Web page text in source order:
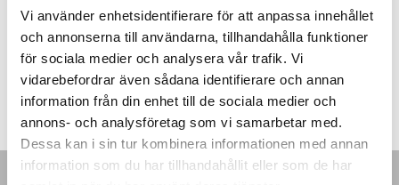
Vi använder enhetsidentifierare för att anpassa innehållet
och annonserna till användarna, tillhandahålla funktioner
för sociala medier och analysera vår trafik. Vi
vidarebefordrar även sådana identifierare och annan
information från din enhet till de sociala medier och
annons- och analysföretag som vi samarbetar med.
Dessa kan i sin tur kombinera informationen med annan
information som du har tillhandahållit eller som de har
- Ett instrument för oförstörande provning av
material och produkter
LÄS MER